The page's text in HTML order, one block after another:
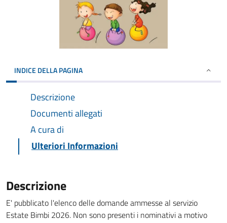
INDICE DELLA PAGINA
Descrizione
Documenti allegati
A cura di
Ulteriori Informazioni
Descrizione
E' pubblicato l'elenco delle domande ammesse al servizio
Estate Bimbi 2026. Non sono presenti i nominativi a motivo